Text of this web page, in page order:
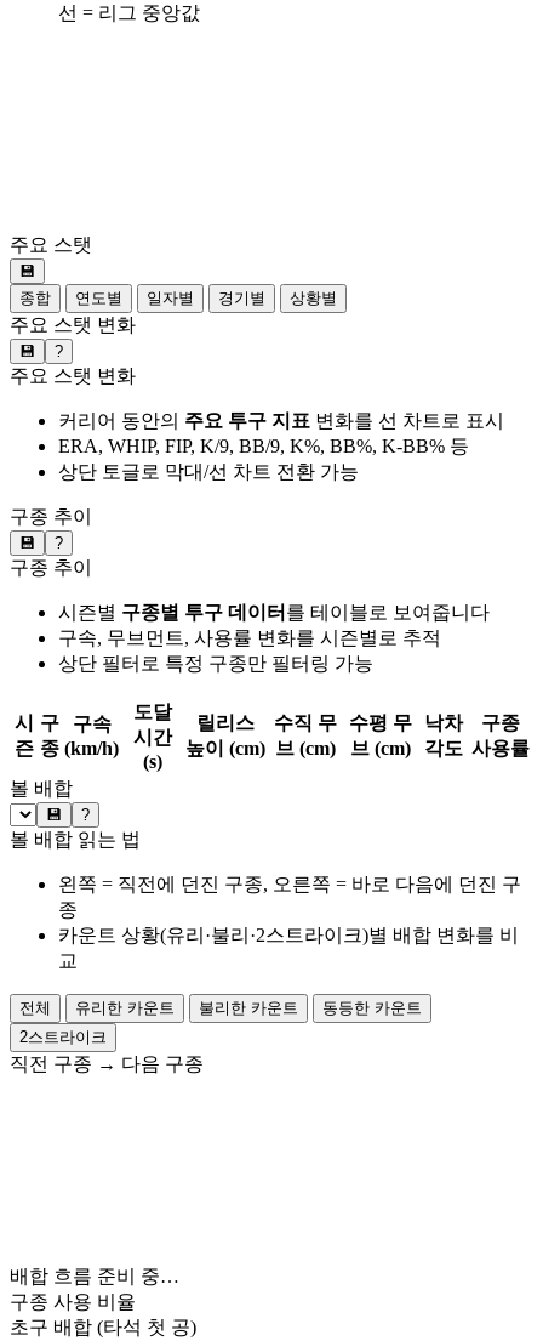
선 = 리그 중앙값
주요 스탯
💾
종합
연도별 일자별 경기별 상황별
주요 스탯 변화
💾 ?
주요 스탯 변화
커리어 동안의 주요 투구 지표 변화를 선 차트로 표시
ERA, WHIP, FIP, K/9, BB/9, K%, BB%, K-BB% 등
상단 토글로 막대/선 차트 전환 가능
구종 추이
💾 ?
구종 추이
시즌별 구종별 투구 데이터 를 테이블로 보여줍니다
구속, 무브먼트, 사용률 변화를 시즌별로 추적
상단 필터로 특정 구종만 필터링 가능
시
즌
구
종
구속
(km/h)
도달
시간
(s)
릴리스
높이 (cm)
수직 무
브 (cm)
수평 무
브 (cm)
낙차
각도
구종
사용률
볼 배합
💾 ?
볼 배합 읽는 법
왼쪽 = 직전에 던진 구종, 오른쪽 = 바로 다음에 던진 구
종
카운트 상황(유리·불리·2스트라이크)별 배합 변화를 비
교
전체 유리한 카운트 불리한 카운트
동등한 카운트
2스트라이크
직전 구종 → 다음 구종
배합 흐름 준비 중…
구종 사용 비율
초구 배합 (타석 첫 공)